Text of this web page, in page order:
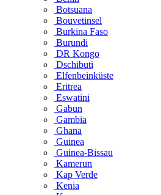
Botsuana
Bouvetinsel
Burkina Faso
Burundi
DR Kongo
Dschibuti
Elfenbeinküste
Eritrea
Eswatini
Gabun
Gambia
Ghana
Guinea
Guinea-Bissau
Kamerun
Kap Verde
Kenia